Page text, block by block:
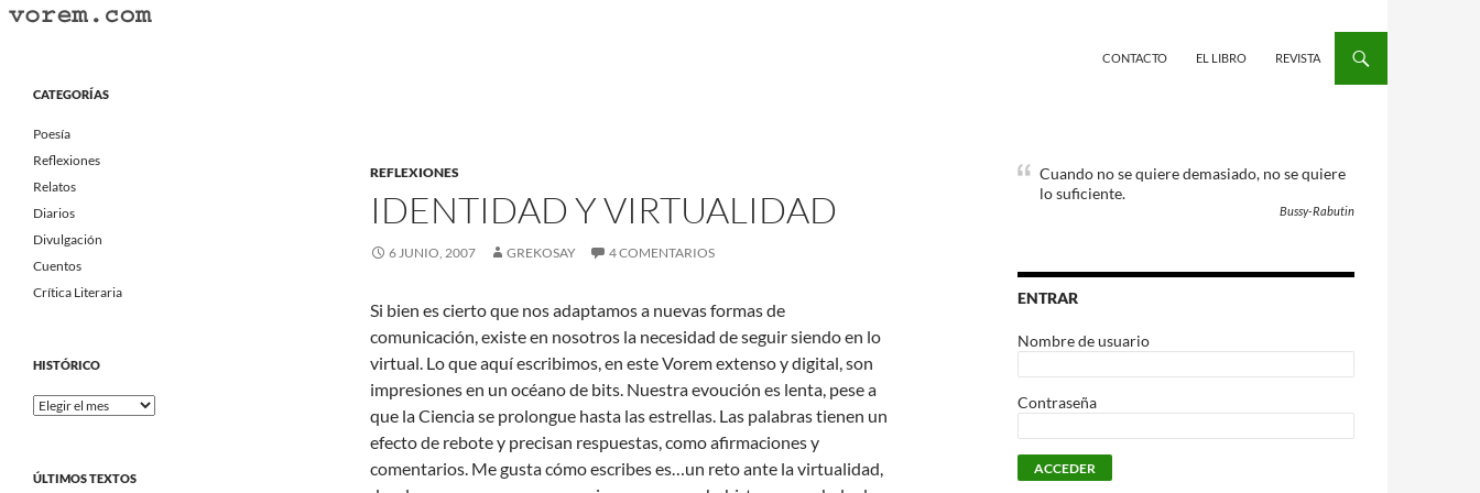
Saltar
CONTACTO EL LIBRO REVISTA
REFLEXIONES
IDENTIDAD Y VIRTUALIDAD
6 JUNIO, 2007 GREKOSAY 4 COMENTARIOS
Si bien es cierto que nos adaptamos a nuevas formas de
comunicación, existe en nosotros la necesidad de seguir siendo en lo
virtual. Lo que aquí escribimos, en este Vorem extenso y digital, son
impresiones en un océano de bits. Nuestra evoución es lenta, pese a
que la Ciencia se prolongue hasta las estrellas. Las palabras tienen un
efecto de rebote y precisan respuestas, como afirmaciones y
comentarios. Me gusta cómo escribes es…un reto ante la virtualidad,
Cuando no se quiere demasiado, no se quiere
lo suficiente.
Bussy-Rabutin
ENTRAR
Nombre de usuario
Contraseña
Portal Literario Independiente
CATEGORÍAS
Poesía
Reflexiones
Relatos
Diarios
Divulgación
Cuentos
Crítica Literaria
HISTÓRICO
Histórico
ÚLTIMOS TEXTOS